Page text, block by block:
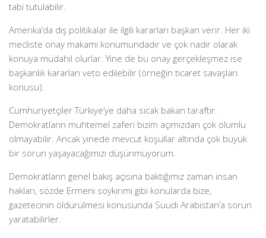
tabi tutulabilir.
Amerika’da dış politikalar ile ilgili kararları başkan verir. Her iki
mecliste onay makamı konumundadır ve çok nadir olarak
konuya müdahil olurlar. Yine de bu onay gerçekleşmez ise
başkanlık kararları veto edilebilir (örneğin ticaret savaşları
konusu).
Cumhuriyetçiler Türkiye’ye daha sıcak bakan taraftır.
Demokratların muhtemel zaferi bizim açımızdan çok olumlu
olmayabilir. Ancak yinede mevcut koşullar altında çok büyük
bir sorun yaşayacağımızı düşünmüyorum.
Demokratların genel bakış açısına baktığımız zaman insan
hakları, sözde Ermeni soykırımı gibi konularda bize,
gazetecinin öldürülmesi konusunda Suudi Arabistan’a sorun
yaratabilirler.